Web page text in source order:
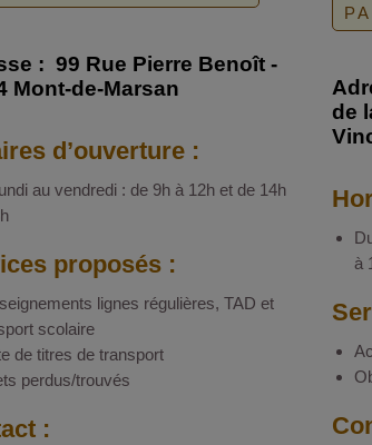
: 99 Rue Pierre Benoît -
Mont-de-Marsan
d’ouverture :
au vendredi : de 9h à 12h et de 14h
proposés :
lignes régulières, TAD et
scolaire
de titres de transport
perdus/trouvés
:
de
à